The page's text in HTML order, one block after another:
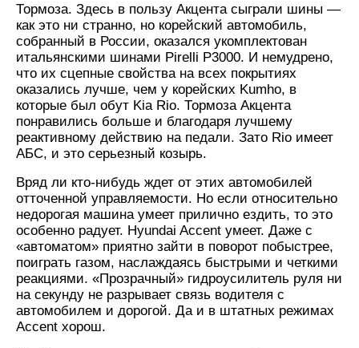
Тормоза. Здесь в пользу Акцента сыграли шины —
как это ни странно, но корейский автомобиль,
собранный в России, оказался укомплектован
итальянскими шинами Pirelli P3000. И немудрено,
что их сцепные свойства на всех покрытиях
оказались лучше, чем у корейских Kumho, в
которые был обут Kia Rio. Тормоза Акцента
понравились больше и благодаря лучшему
реактивному действию на педали. Зато Rio имеет
АБС, и это серьезный козырь.
Вряд ли кто-нибудь ждет от этих автомобилей
отточенной управляемости. Но если относительно
недорогая машина умеет прилично ездить, то это
особенно радует. Hyundai Accent умеет. Даже с
«автоматом» приятно зайти в поворот побыстрее,
поиграть газом, наслаждаясь быстрыми и четкими
реакциями. «Прозрачный» гидроусилитель руля ни
на секунду не разрывает связь водителя с
автомобилем и дорогой. Да и в штатных режимах
Accent хорош.